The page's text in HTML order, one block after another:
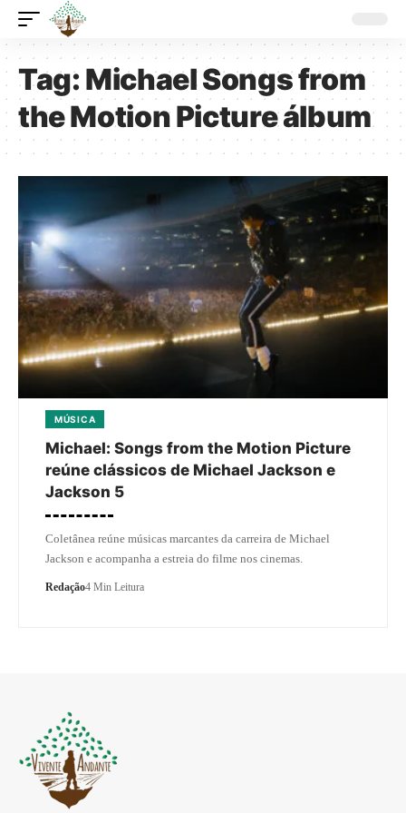
Tag:Michael Songs from
the Motion Picture álbum
MÚSICA
Michael: Songs from the Motion Picture
reúne clássicos de Michael Jackson e
Jackson 5
Coletânea reúne músicas marcantes da carreira de Michael
Jackson e acompanha a estreia do filme nos cinemas.
Redação4 Min Leitura